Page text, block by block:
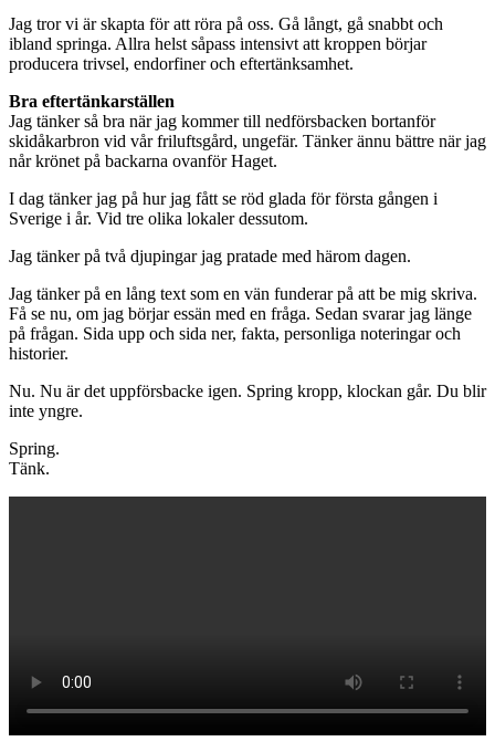
Jag tror vi är skapta för att röra på oss. Gå långt, gå snabbt och
ibland springa. Allra helst såpass intensivt att kroppen börjar
producera trivsel, endorfiner och eftertänksamhet.
Bra eftertänkarställen
Jag tänker så bra när jag kommer till nedförsbacken bortanför
skidåkarbron vid vår friluftsgård, ungefär. Tänker ännu bättre när jag
når krönet på backarna ovanför Haget.
I dag tänker jag på hur jag fått se röd glada för första gången i
Sverige i år. Vid tre olika lokaler dessutom.
Jag tänker på två djupingar jag pratade med härom dagen.
Jag tänker på en lång text som en vän funderar på att be mig skriva.
Få se nu, om jag börjar essän med en fråga. Sedan svarar jag länge
på frågan. Sida upp och sida ner, fakta, personliga noteringar och
historier.
Nu. Nu är det uppförsbacke igen. Spring kropp, klockan går. Du blir
inte yngre.
Spring.
Tänk.